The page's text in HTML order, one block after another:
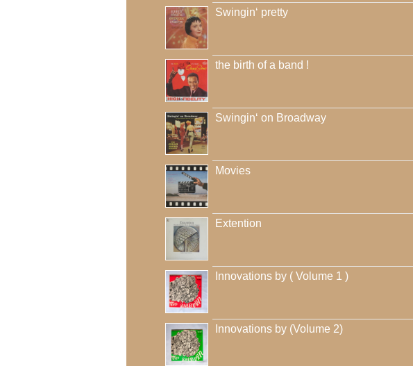
Swingin‘ pretty
the birth of a band !
Swingin‘ on Broadway
Movies
Extention
Innovations by ( Volume 1 )
Innovations by (Volume 2)